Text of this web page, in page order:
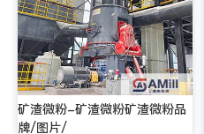
矿渣微粉-矿渣微粉矿渣微粉品
牌/图片/